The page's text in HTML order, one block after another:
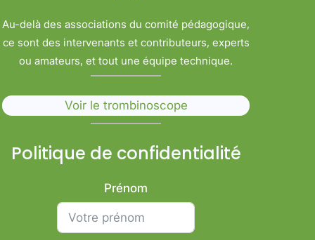
Au-delà des associations du comité pédagogique,
ce sont des intervenants et contributeurs, experts
ou amateurs, et tout une équipe technique.
Voir le trombinoscope
Politique de confidentialité
Prénom